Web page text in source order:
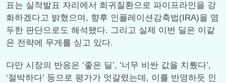
표는 실적발표 자리에서 희귀질환으로 파이프라인을 강
화하겠다고 밝혔으며, 향후 인플레이션감축법(IRA)을 염
두한 판단으로도 해석됐다. 그리고 실제 이번 딜은 이같
은 전략에 무게를 싣고 있다.
다만 시장의 반응은 ‘좋은 딜’, ‘너무 비싼 값을 치뤘다’,
‘절박하다’ 등으로 평가가 엇갈렸는데, 이를 반영하듯 인